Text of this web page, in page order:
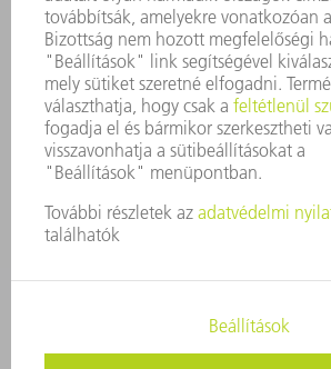
SAJTÓKÖZLEMÉNYEK
MAGAZIN
FENNTARTHATÓSÁG
KÖRNYEZET & ÉGHAJLAT
SZOCIÁLIS ÜGYEK & TÁRSADALOM
VÁLLALATIRÁNYÍTÁS
SZERZŐI JOG ÉS
ÁSZF ÉS EGYÉB